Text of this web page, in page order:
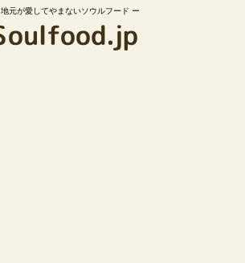
地元が愛してやまないソウルフード